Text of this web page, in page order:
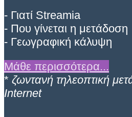
- Γιατί Streamia
- Που γίνεται η μετάδοση
- Γεωγραφική κάλυψη
Μάθε περισσότερα...
* ζωντανή τηλεοπτική
Internet